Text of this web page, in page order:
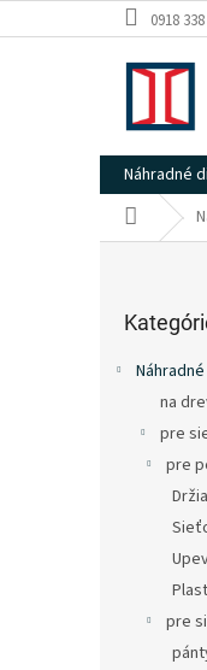
na
0918
Náhradné
Domov
kategórie
na
pre
pre
pre